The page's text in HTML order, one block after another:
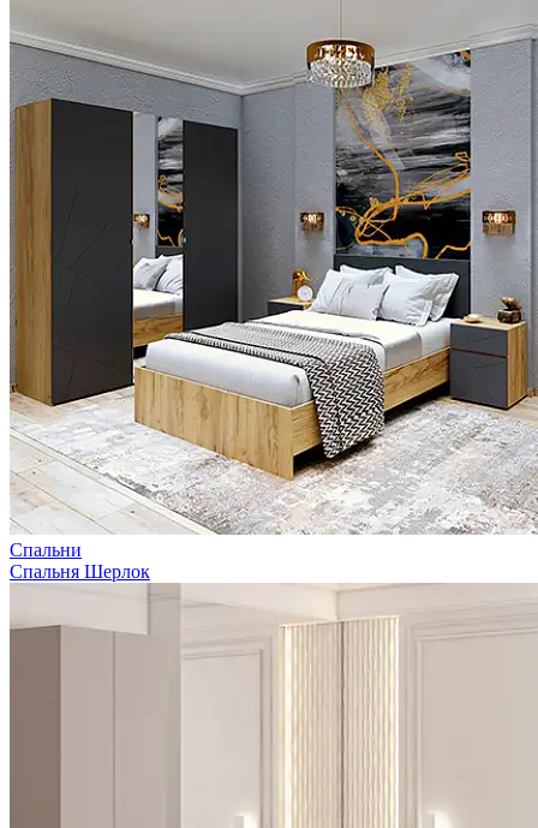
Спальни
Спальня Шерлок